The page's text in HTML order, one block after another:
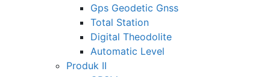
Gps Geodetic Gnss
Total Station
Digital Theodolite
Automatic Level
Produk II